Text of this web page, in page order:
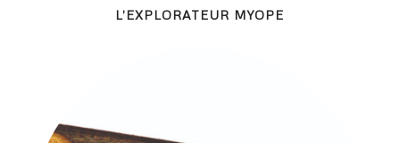
L’EXPLORATEUR MYOPE